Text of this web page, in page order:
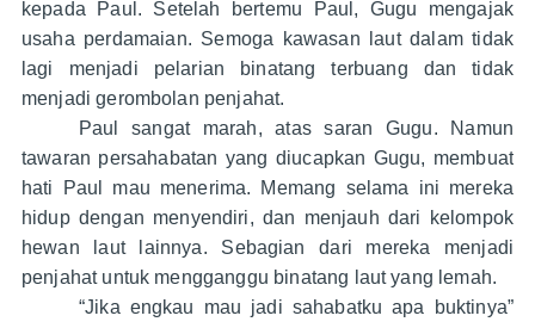
kepada Paul. Setelah bertemu Paul, Gugu mengajak
usaha perdamaian. Semoga kawasan laut dalam tidak
lagi menjadi pelarian binatang terbuang dan tidak
menjadi gerombolan penjahat.
Paul sangat marah, atas saran Gugu. Namun
tawaran persahabatan yang diucapkan Gugu, membuat
hati Paul mau menerima. Memang selama ini mereka
hidup dengan menyendiri, dan menjauh dari kelompok
hewan laut lainnya. Sebagian dari mereka menjadi
penjahat untuk mengganggu binatang laut yang lemah.
“Jika engkau mau jadi sahabatku apa buktinya”